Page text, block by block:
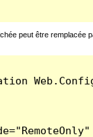
peut être remplacée